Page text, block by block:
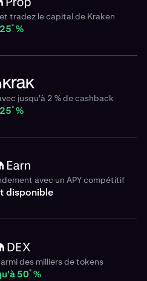
tradez le capital de Kraken
25* %
jusqu'à 2 % de cashback
25* %
avec un APY compétitif
disponible
des milliers de tokens
50* %